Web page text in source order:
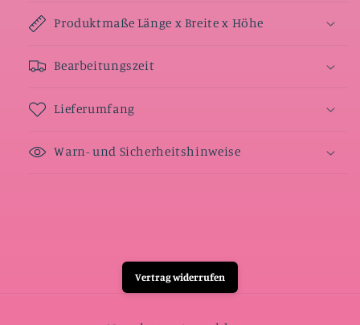
Produktmaße Länge x Breite x Höhe
Bearbeitungszeit
Lieferumfang
Warn- und Sicherheitshinweise
Vertrag widerrufen